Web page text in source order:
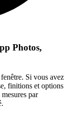
Photos,
Si vous avez
finitions et options
par